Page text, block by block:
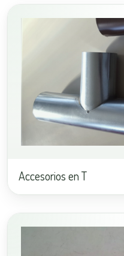
Accesorios en T